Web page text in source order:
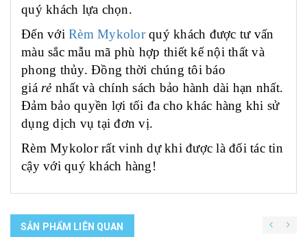
quý khách lựa chọn.
Đến với Rèm Mykolorquý khách được tư vấn
màu sắc mẫu mã phù hợp thiết kế nội thất và
phong thủy. Đồng thời chúng tôi báo
giárẻ nhất và chính sách bảo hành dài hạn nhất.
Đảm bảo quyền lợi tối đa cho khác hàng khi sử
dụng dịch vụ tại đơn vị.
Rèm Mykolor rất vinh dự khi được là đối tác tin
cậy với quý khách hàng!
SẢN PHẨM LIÊN QUAN